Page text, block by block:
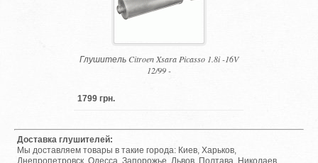
Глушитель Citroen Xsara Picasso 1.8i -16V
12/99 -
1799 грн.
Доставка глушителей:
Мы доставляем товары в такие города: Киев, Харьков,
Днепропетровск, Одесса, Запорожье, Львов, Полтава, Николаев,